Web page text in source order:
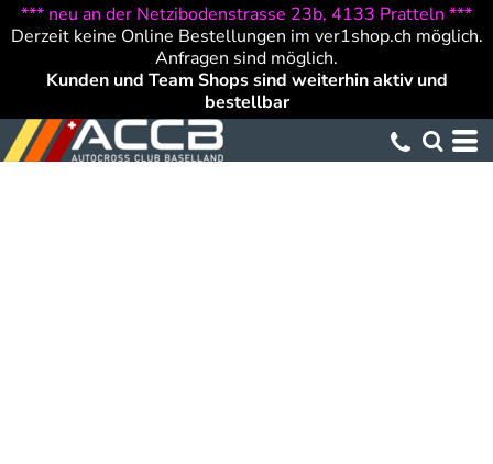
*** neu an der Netzibodenstrasse 23b, 4133 Pratteln ***
Derzeit keine Online Bestellungen im ver1shop.ch möglich.
Anfragen sind möglich.
Kunden und Team Shops sind weiterhin aktiv und
bestellbar